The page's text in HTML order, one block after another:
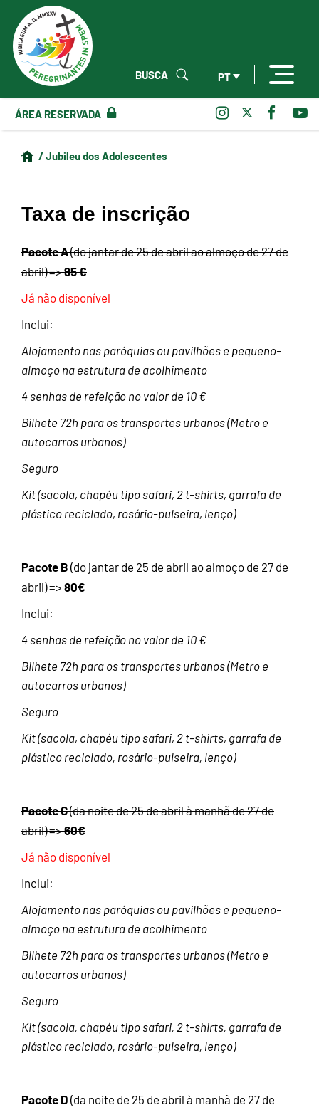
PT
BUSCA
ÁREA RESERVADA
/ Jubileu dos Adolescentes
Taxa de inscrição
Pacote A(do jantar de 25 de abril ao almoço de 27 de
abril)=>95 €
Já não disponível
Inclui:
Alojamento nas paróquias ou pavilhões e pequeno-
almoço na estrutura de acolhimento
4 senhas de refeição no valor de 10 €
Bilhete 72h para os transportes urbanos (Metro e
autocarros urbanos)
Seguro
Kit (sacola, chapéu tipo safari, 2 t-shirts, garrafa de
plástico reciclado, rosário-pulseira, lenço)
Pacote B(do jantar de 25 de abril ao almoço de 27 de
abril)=>80€
Inclui:
4 senhas de refeição no valor de 10 €
Bilhete 72h para os transportes urbanos (Metro e
autocarros urbanos)
Seguro
Kit (sacola, chapéu tipo safari, 2 t-shirts, garrafa de
plástico reciclado, rosário-pulseira, lenço)
Pacote C(da noite de 25 de abril à manhã de 27 de
abril)=>60€
Já não disponível
Inclui:
Alojamento nas paróquias ou pavilhões e pequeno-
almoço na estrutura de acolhimento
Bilhete 72h para os transportes urbanos (Metro e
autocarros urbanos)
Seguro
Kit (sacola, chapéu tipo safari, 2 t-shirts, garrafa de
plástico reciclado, rosário-pulseira, lenço)
Pacote D(da noite de 25 de abril à manhã de 27 de